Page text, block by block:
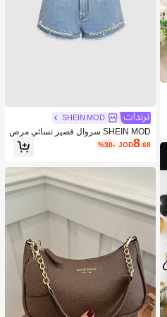
SHEIN MOD
SHEIN MOD سروال قصير نسائي مرص
ع بالراين والخرز الزجاجي وباللون الجينز
JOD8.68
%30-